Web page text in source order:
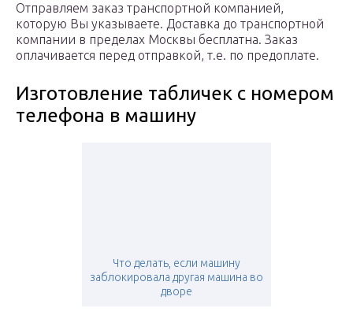
Отправляем заказ транспортной компанией,
которую Вы указываете. Доставка до транспортной
компании в пределах Москвы бесплатна. Заказ
оплачивается перед отправкой, т.е. по предоплате.
Изготовление табличек с номером
телефона в машину
Что делать, если машину
заблокировала другая машина во
дворе